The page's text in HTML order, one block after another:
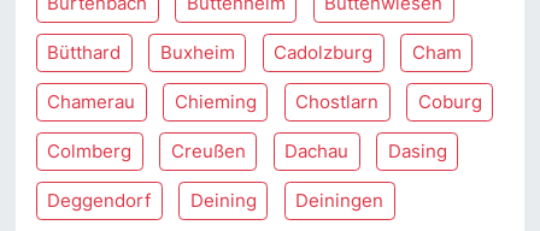
Bütthard Buxheim Cadolzburg Cham
Chamerau Chieming Chostlarn Coburg
Colmberg Creußen Dachau Dasing
Deggendorf Deining Deiningen